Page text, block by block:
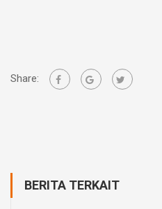
Share:
BERITA TERKAIT